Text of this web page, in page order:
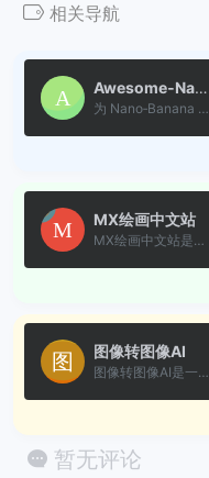
相关导航
Awesome‑Nano‑Banana‑images
为 Nano‑Banana 文生图模型收...
MX绘画中文站
MX绘画中文站是一个专注于创...
图像转图像AI
图像转图像AI是一款领先的AI...
暂无评论